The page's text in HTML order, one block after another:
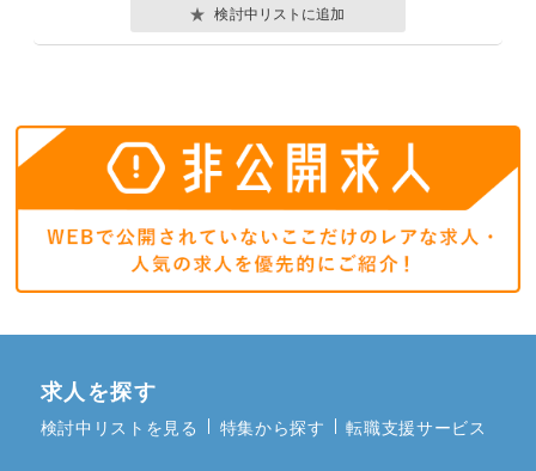
検討中リストに追加
求人を探す
検討中リストを見る 特集から探す 転職支援サービス